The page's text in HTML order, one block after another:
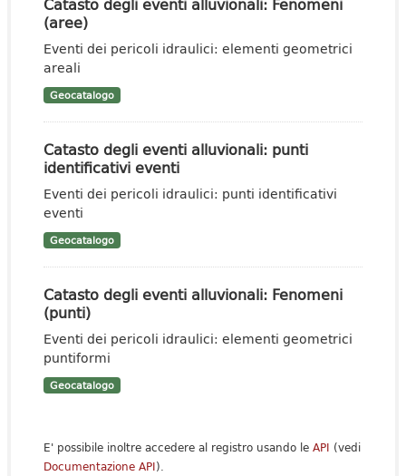
(aree)
Eventi dei pericoli idraulici: elementi geometrici
areali
Geocatalogo
Catasto degli eventi alluvionali: punti
identificativi eventi
Eventi dei pericoli idraulici: punti identificativi
eventi
Geocatalogo
Catasto degli eventi alluvionali: Fenomeni
(punti)
Eventi dei pericoli idraulici: elementi geometrici
puntiformi
Geocatalogo
E' possibile inoltre accedere al registro usando le API (vedi
Documentazione API).